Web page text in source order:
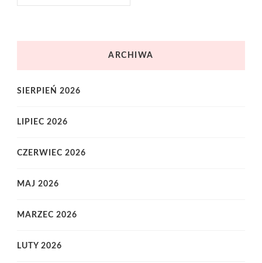
ARCHIWA
SIERPIEŃ 2026
LIPIEC 2026
CZERWIEC 2026
MAJ 2026
MARZEC 2026
LUTY 2026